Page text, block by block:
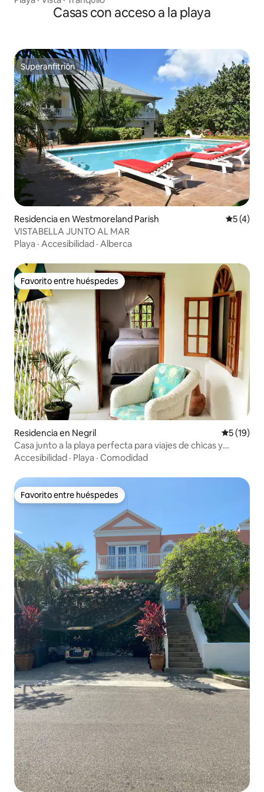
Casas con acceso a la playa
Superanfitrión
Superanfitrión
Residencia en Westmoreland Parish
5 (4)
VISTABELLA JUNTO AL MAR
Playa · Accesibilidad · Alberca
Favorito entre huéspedes
Favorito entre huéspedes
Residencia en Negril
5 (19)
Casa junto a la playa perfecta para viajes de chicas y
familias
Accesibilidad · Playa · Comodidad
Favorito entre huéspedes
Favorito entre huéspedes